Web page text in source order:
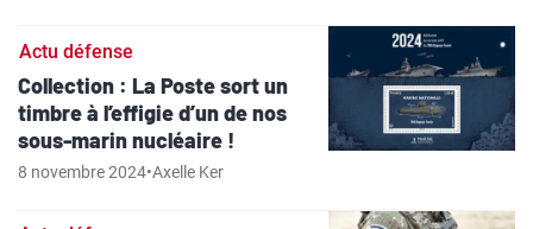
Actu défense
Collection : La Poste sort un
timbre à l’effigie d’un de nos
sous-marin nucléaire !
8 novembre 2024•Axelle Ker